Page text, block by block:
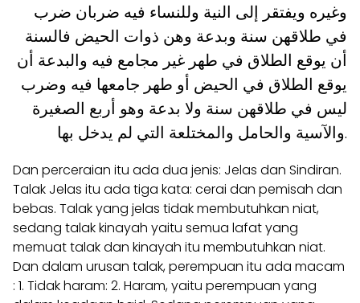
وغيره ويفتقر إلى النية وللنساء فيه ضربان ضرب
في طلاقهن سنة وبدعة وهن ذوات الحيض فالسنة
أن يوقع الطلاق في طهر غير مجامع فيه والبدعة أن
يوقع الطلاق في الحيض أو طهر جامعها فيه وضرب
ليس في طلاقهن سنة ولا بدعة وهو أربع الصغيرة
والآسية والحامل والمختلعة التي لم يدخل بها.
Dan perceraian itu ada dua jenis: Jelas dan Sindiran.
Talak Jelas itu ada tiga kata: cerai dan pemisah dan
bebas. Talak yang jelas tidak membutuhkan niat,
sedang talak kinayah yaitu semua lafat yang
memuat talak dan kinayah itu membutuhkan niat.
Dan dalam urusan talak, perempuan itu ada macam
: 1. Tidak haram: 2. Haram, yaitu perempuan yang